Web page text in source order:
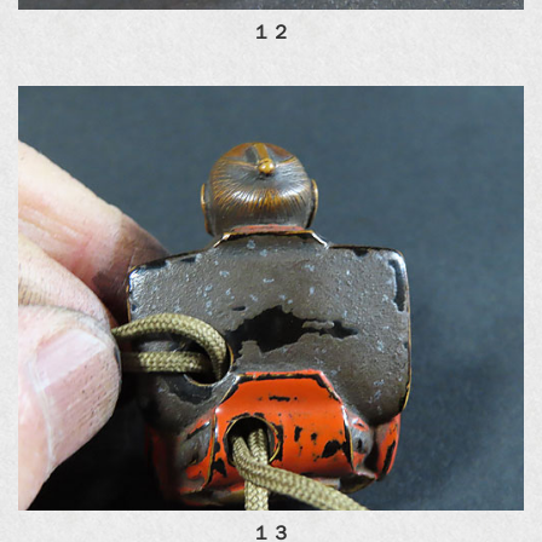
１２
１３